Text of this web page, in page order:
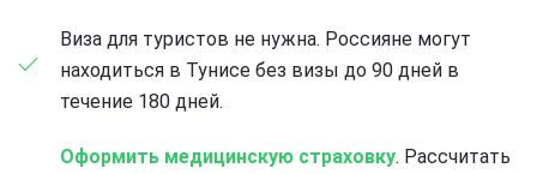
Виза для туристов не нужна. Россияне могут
находиться в Тунисе без визы до 90 дней в
течение 180 дней.
Оформить медицинскую страховку. Рассчитать